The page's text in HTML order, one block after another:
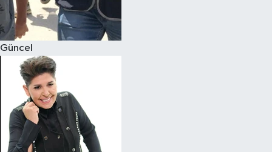
Güncel